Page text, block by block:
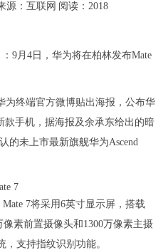
源：互联网 阅读：2018
9月4日，华为将在柏林发布Mate
为终端官方微博贴出海报，公布华
款手机，据海报及余承东给出的暗
的未上市最新旗舰华为Ascend
7将采用6英寸显示屏，搭载
素前置摄像头和1300万像素主摄
，支持指纹识别功能。